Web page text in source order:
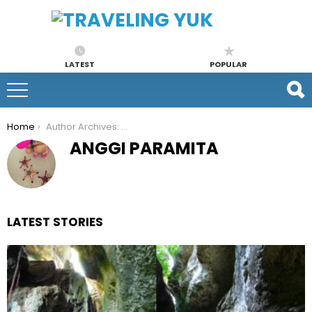
LATEST POPULAR
You are here:
Home Author Archives: Anggi Paramita
ANGGI PARAMITA
LATEST STORIES